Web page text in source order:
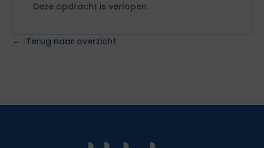
Deze opdracht is verlopen.
Terug naar overzicht